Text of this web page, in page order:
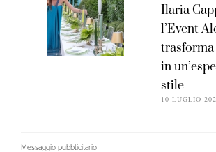
Ilaria
l’Event
in
stile
10 LUGLIO
Messaggio pubblicitario